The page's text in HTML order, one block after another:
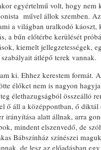
egyértelmű volt, hogy
művel állok szemben.
a világban uralkodó
a bűn előtérbe kerülését
kiemelt jellegzetességek,
átlépő terek vannak.
ki. Ehhez kerestem formát.
élőket nem is nagyon
élethazugságból összeálló
ő áll a középpontban, ő
irányítása alatt állnak, arra
mindent elszenvedő, de
Bábszínház színészei
de lesz az előadásban